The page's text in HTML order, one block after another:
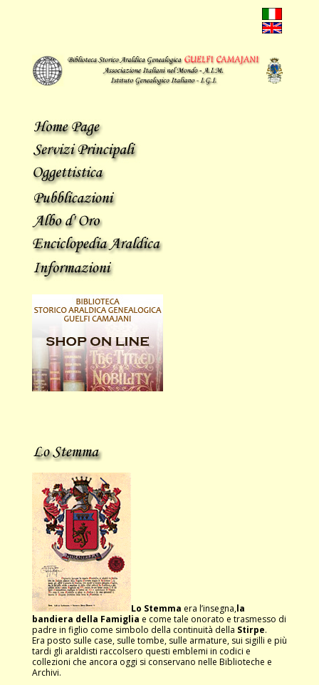
Lo Stemma era l’insegna,la
bandiera della Famiglia e come tale onorato e trasmesso di
padre in figlio come simbolo della continuità della Stirpe.
Era posto sulle case, sulle tombe, sulle armature, sui sigilli e più
tardi gli araldisti raccolsero questi emblemi in codici e
collezioni che ancora oggi si conservano nelle Biblioteche e
Archivi.